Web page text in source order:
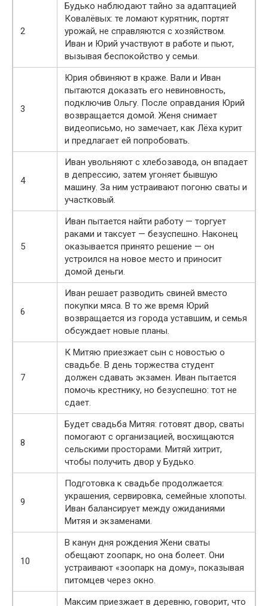
2
Будько наблюдают тайно за адаптацией
Ковалёвых: те ломают курятник, портят
урожай, не справляются с хозяйством.
Иван и Юрий участвуют в работе и пьют,
вызывая беспокойство у семьи.
3
Юрия обвиняют в краже. Вали и Иван
пытаются доказать его невиновность,
подключив Ольгу. После оправдания Юрий
возвращается домой. Женя снимает
видеописьмо, но замечает, как Лёха курит
и предлагает ей попробовать.
4
Иван увольняют с хлебозавода, он впадает
в депрессию, затем угоняет бывшую
машину. За ним устраивают погоню сваты и
участковый.
5
Иван пытается найти работу — торгует
раками и таксует — безуспешно. Наконец
оказывается принято решение — он
устроился на новое место и приносит
домой деньги.
6
Иван решает разводить свиней вместо
покупки мяса. В то же время Юрий
возвращается из города уставшим, и семья
обсуждает новые планы.
7
К Митяю приезжает сын с новостью о
свадьбе. В день торжества студент
должен сдавать экзамен. Иван пытается
помочь крестнику, но безуспешно: тот не
сдает.
8
Будет свадьба Митяя: готовят двор, сваты
помогают с организацией, восхищаются
сельскими просторами. Митяй хитрит,
чтобы получить двор у Будько.
9
Подготовка к свадьбе продолжается:
украшения, сервировка, семейные хлопоты.
Иван балансирует между ожиданиями
Митяя и экзаменами.
10
В канун дня рождения Жени сваты
обещают zоопарк, но она болеет. Они
устраивают «зоопарк на дому», показывая
питомцев через окно.
Максим приезжает в деревню, говорит, что